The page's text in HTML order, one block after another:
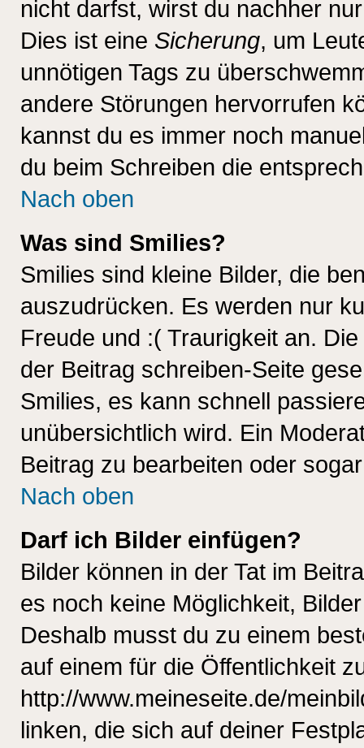
nicht darfst, wirst du nachher
Dies ist eine Sicherung, um
unnötigen Tags zu
andere Störungen hervorrufen
kannst du es immer noch
du beim Schreiben die
Nach oben
Was sind Smilies?
Smilies sind kleine Bilder, die
auszudrücken. Es werden nur
Freude und :( Traurigkeit an.
der Beitrag schreiben-Seite
Smilies, es kann schnell
unübersichtlich wird. Ein
Beitrag zu bearbeiten oder
Nach oben
Darf ich Bilder einfügen?
Bilder können in der Tat im
es noch keine Möglichkeit,
Deshalb musst du zu einem
auf einem für die Öffentlichkeit
http://www.meineseite.de/
linken, die sich auf deiner